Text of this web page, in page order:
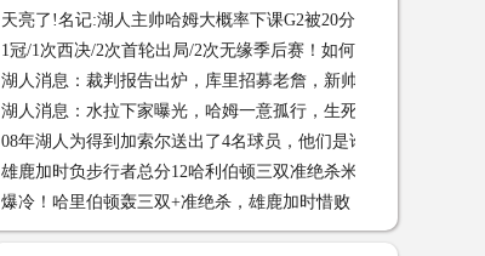
天亮了!名记:湖人主帅哈姆大概率下课G2被20分大逆转+得罪浓眉
05-01
1冠/1次西决/2次首轮出局/2次无缘季后赛！如何评价老詹湖人生
涯? 05-01
湖人消息：裁判报告出炉，库里招募老詹，新帅人选曝光
湖人消息：水拉下家曝光，哈姆一意孤行，生死战出场更新
08年湖人为得到加索尔送出了4名球员，他们是谁，后来发展如
04-28
雄鹿加时负步行者总分12哈利伯顿三双准绝杀米德尔顿42+10
爆冷！哈里伯顿轰三双+准绝杀，雄鹿加时惜败！米德尔顿空砍
分 04-28